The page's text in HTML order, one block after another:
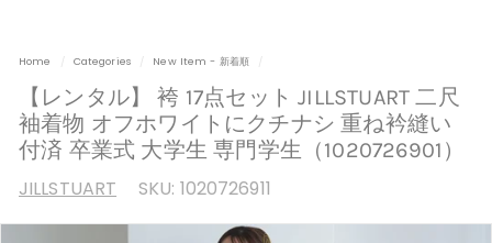
e
Home Categories New Item - 新着順
【レンタル】 袴 17点セット JILLSTUART 二尺
袖着物 オフホワイトにクチナシ 重ね衿縫い
付済 卒業式 大学生 専門学生（1020726901）
JILLSTUART
SKU: 1020726911